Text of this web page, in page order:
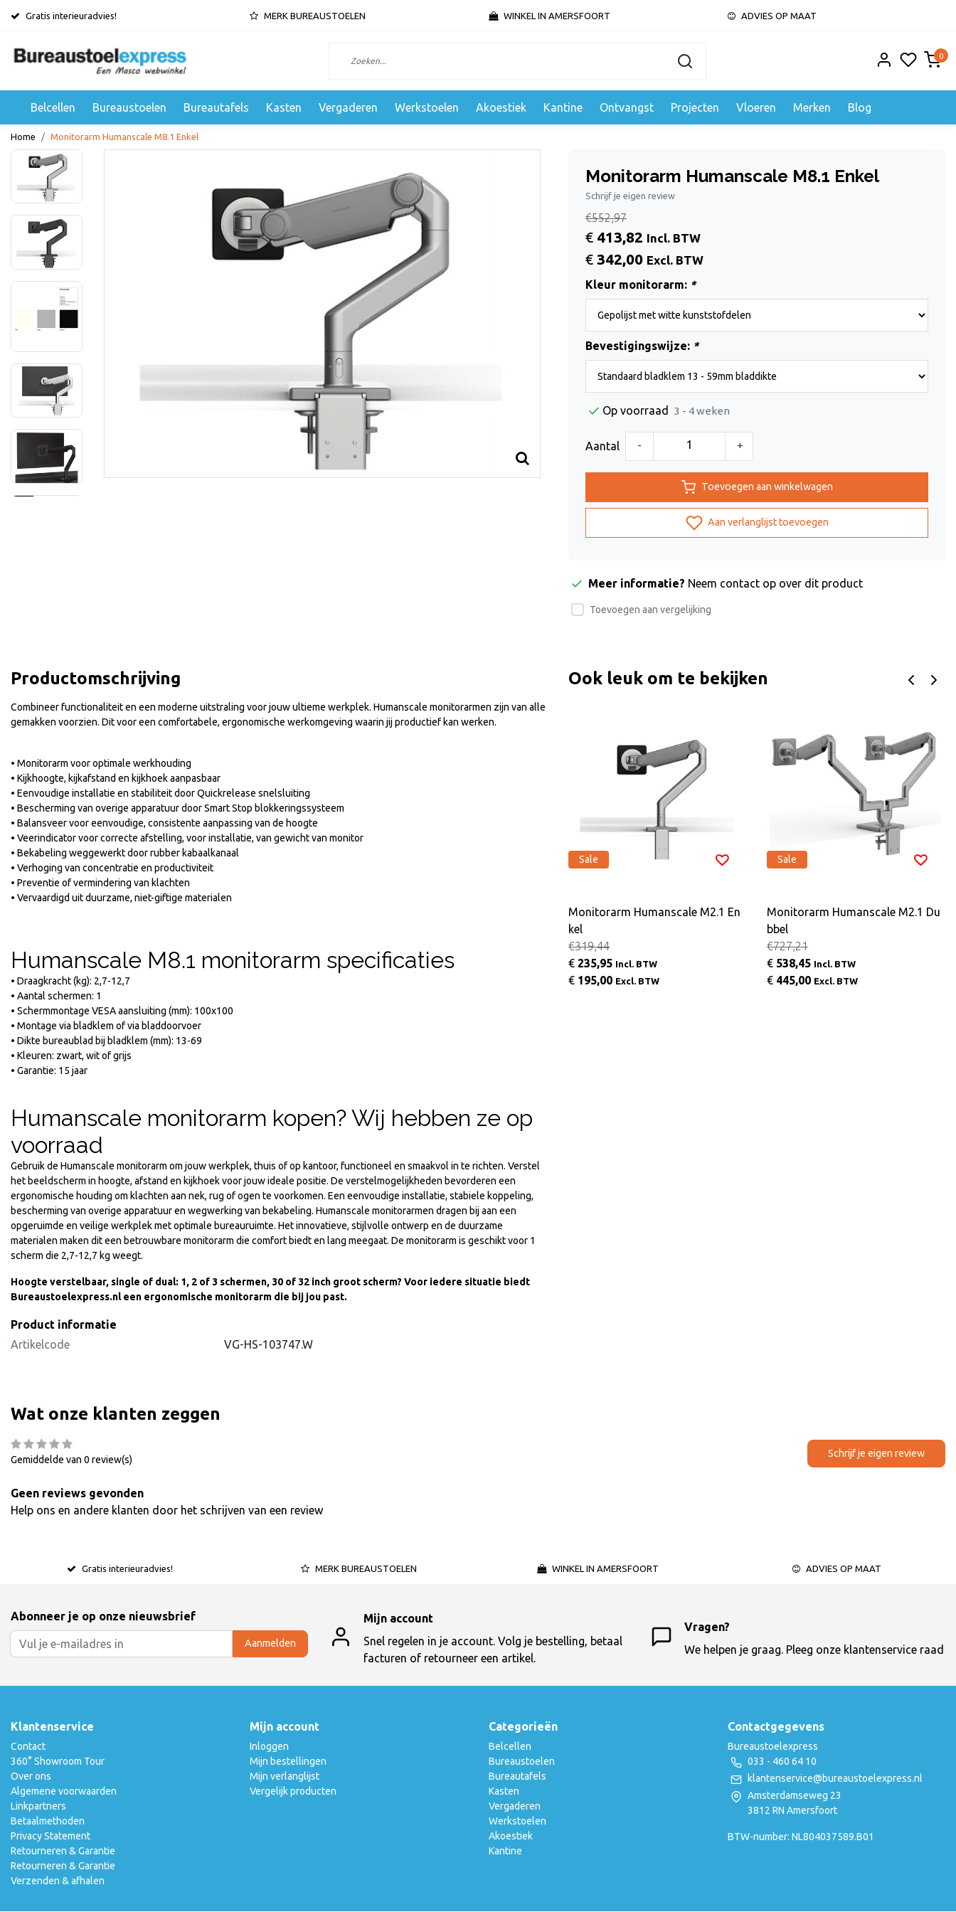
Gratis interieuradvies! MERK BUREAUSTOELEN WINKEL IN AMERSFOORT ADVIES OP MAAT
0
Belcellen Bureaustoelen Bureautafels Kasten Vergaderen Werkstoelen Akoestiek Kantine Ontvangst Projecten Vloeren Merken Blog
Home Monitorarm Humanscale M8.1 Enkel
Monitorarm Humanscale M8.1 Enkel
Schrijf je eigen review
€552,97
€ 413,82 Incl. BTW
€ 342,00 Excl. BTW
Kleur monitorarm: *
Bevestigingswijze: *
Op voorraad 3 - 4 weken
Aantal - +
Toevoegen aan winkelwagen
Aan verlanglijst toevoegen
Meer informatie? Neem contact op over dit product
Toevoegen aan vergelijking
Productomschrijving
Combineer functionaliteit en een moderne uitstraling voor jouw ultieme werkplek. Humanscale monitorarmen zijn van alle
gemakken voorzien. Dit voor een comfortabele, ergonomische werkomgeving waarin jij productief kan werken.
• Monitorarm voor optimale werkhouding
• Kijkhoogte, kijkafstand en kijkhoek aanpasbaar
• Eenvoudige installatie en stabiliteit door Quickrelease snelsluiting
• Bescherming van overige apparatuur door Smart Stop blokkeringssysteem
• Balansveer voor eenvoudige, consistente aanpassing van de hoogte
• Veerindicator voor correcte afstelling, voor installatie, van gewicht van monitor
• Bekabeling weggewerkt door rubber kabaalkanaal
• Verhoging van concentratie en productiviteit
• Preventie of vermindering van klachten
• Vervaardigd uit duurzame, niet-giftige materialen
Humanscale M8.1 monitorarm specificaties
• Draagkracht (kg): 2,7-12,7
• Aantal schermen: 1
• Schermmontage VESA aansluiting (mm): 100x100
• Montage via bladklem of via bladdoorvoer
• Dikte bureaublad bij bladklem (mm): 13-69
• Kleuren: zwart, wit of grijs
• Garantie: 15 jaar
Humanscale monitorarm kopen? Wij hebben ze op
voorraad
Gebruik de Humanscale monitorarm om jouw werkplek, thuis of op kantoor, functioneel en smaakvol in te richten. Verstel
het beeldscherm in hoogte, afstand en kijkhoek voor jouw ideale positie. De verstelmogelijkheden bevorderen een
ergonomische houding om klachten aan nek, rug of ogen te voorkomen. Een eenvoudige installatie, stabiele koppeling,
bescherming van overige apparatuur en wegwerking van bekabeling. Humanscale monitorarmen dragen bij aan een
opgeruimde en veilige werkplek met optimale bureauruimte. Het innovatieve, stijlvolle ontwerp en de duurzame
materialen maken dit een betrouwbare monitorarm die comfort biedt en lang meegaat. De monitorarm is geschikt voor 1
scherm die 2,7-12,7 kg weegt.
Hoogte verstelbaar, single of dual: 1, 2 of 3 schermen, 30 of 32 inch groot scherm? Voor iedere situatie biedt
Bureaustoelexpress.nl een ergonomische monitorarm die bij jou past.
Product informatie
Artikelcode
VG-HS-103747.W
Ook leuk om te bekijken
Sale
€ 538,45 Incl. BTW
€
574,75 Incl. BTW
Sale
Monitorarm Humanscale M2.1 En
kel
€319,44
€ 235,95 Incl. BTW
€ 195,00 Excl. BTW
Sale
Monitorarm Humanscale M2.1 Du
bbel
€727,21
€ 538,45 Incl. BTW
€ 445,00 Excl. BTW
Wat onze klanten zeggen
Gemiddelde van 0 review(s)
Schrijf je eigen review
Geen reviews gevonden
Help ons en andere klanten door het schrijven van een review
Gratis interieuradvies! MERK BUREAUSTOELEN WINKEL IN AMERSFOORT ADVIES OP MAAT
Abonneer je op onze nieuwsbrief
Aanmelden
Mijn account
Snel regelen in je account. Volg je bestelling, betaal
facturen of retourneer een artikel.
Vragen?
We helpen je graag. Pleeg onze klantenservice raad
Klantenservice
Contact
360° Showroom Tour
Over ons
Algemene voorwaarden
Linkpartners
Betaalmethoden
Privacy Statement
Retourneren & Garantie
Retourneren & Garantie
Verzenden & afhalen
Mijn account
Inloggen
Mijn bestellingen
Mijn verlanglijst
Vergelijk producten
Categorieën
Belcellen
Bureaustoelen
Bureautafels
Kasten
Vergaderen
Werkstoelen
Akoestiek
Kantine
Contactgegevens
Bureaustoelexpress
033 - 460 64 10
klantenservice@bureaustoelexpress.nl
Amsterdamseweg 23
3812 RN Amersfoort
BTW-number: NL804037589.B01